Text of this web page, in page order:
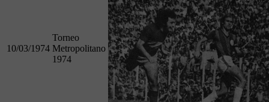
10/03/1974
Torneo
Metropolitano
1974